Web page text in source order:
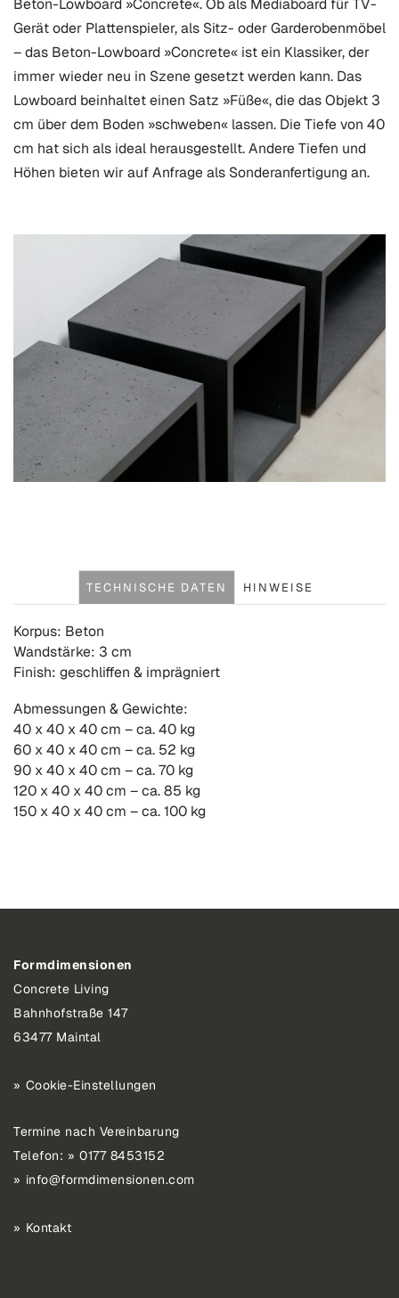
Gerät oder Plattenspieler, als Sitz- oder Garderobenmöbel
– das Beton-Lowboard »Concrete« ist ein Klassiker, der
immer wieder neu in Szene gesetzt werden kann. Das
Lowboard beinhaltet einen Satz »Füße«, die das Objekt 3
cm über dem Boden »schweben« lassen. Die Tiefe von 40
cm hat sich als ideal herausgestellt. Andere Tiefen und
Höhen bieten wir auf Anfrage als Sonderanfertigung an.
TECHNISCHE DATEN HINWEISE
Korpus: Beton
Wandstärke: 3 cm
Finish: geschliffen & imprägniert
Abmessungen & Gewichte:
40 x 40 x 40 cm – ca. 40 kg
60 x 40 x 40 cm – ca. 52 kg
90 x 40 x 40 cm – ca. 70 kg
120 x 40 x 40 cm – ca. 85 kg
150 x 40 x 40 cm – ca. 100 kg
Formdimensionen
Concrete Living
Bahnhofstraße 147
63477 Maintal
Cookie-Einstellungen
Termine nach Vereinbarung
Telefon:
0177 8453152
info@formdimensionen.com
Kontakt